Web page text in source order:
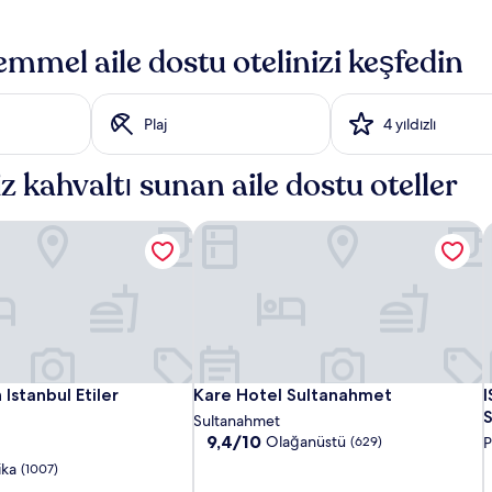
aile dostu otelinizi keşfedin
Plaj 4 yıldızlı
sunan aile dostu oteller
The
Ritz-
Carlton,
Le
Meridien
Istanbul
Istanbul Etiler
Etiler
(1007)
Etiler
Kare
Hotel
Sultanahmet
Kare Hotel Sultanahmet
Kare Hotel Sultanahmet
Sultanahmet
10
9,4/10 Olağanüstü (629)
Kare Hotel Sultanahmet